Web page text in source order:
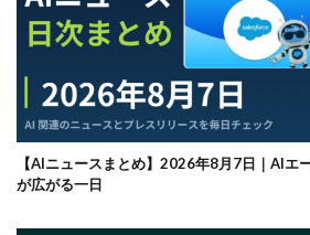
【AIニュースまとめ】2026年8月7日｜AIエ
が広がる一日